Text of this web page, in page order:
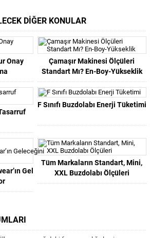
DİĞER KONULAR
Onay
Çamaşır Makinesi Ölçüleri
Standart Mı? En-Boy-Yükseklik
F Sınıfı Buzdolabı Enerji Tüketimi
Geleceğini
Tüm Markaların Standart, Mini,
XXL Buzdolabı Ölçüleri